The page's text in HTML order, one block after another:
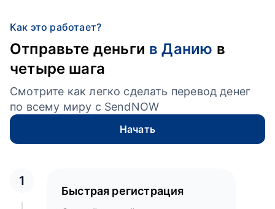
Как это работает?
Отправьте деньги в Данию в
четыре шага
Смотрите как легко сделать перевод денег
по всему миру с SendNOW
Начать
1
Быстрая регистрация